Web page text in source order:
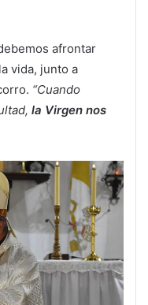
afrontar
vida, junto a
“Cuando
la Virgen nos